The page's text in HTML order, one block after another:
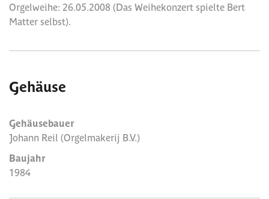
Orgelweihe: 26.05.2008 (Das Weihekonzert spielte Bert
Matter selbst).
Gehäuse
Gehäusebauer
Johann Reil (Orgelmakerij B.V.)
Baujahr
1984